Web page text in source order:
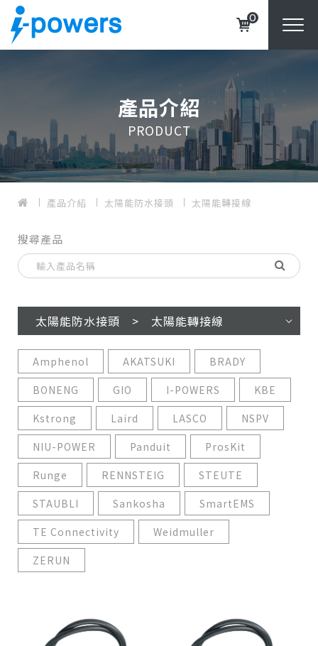
0
產品介紹
PRODUCT
產品介紹 太陽能防水接頭 太陽能轉接線
搜尋產品
太陽能防水接頭 > 太陽能轉接線
Amphenol AKATSUKI
BRADY
BONENG
GIO I-POWERS
KBE
Kstrong
Laird LASCO
NSPV
NIU-POWER
Panduit
ProsKit
Runge
RENNSTEIG
STEUTE
STAUBLI
Sankosha
SmartEMS
TE Connectivity
Weidmuller
ZERUN